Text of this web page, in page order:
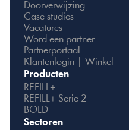
Doorverwijzing
Case studies
Vacatures
Word een partner
Partnerportaal
Klantenlogin | Winkel
Producten
REFILL+
REFILL+ Serie 2
BOLD
Sectoren